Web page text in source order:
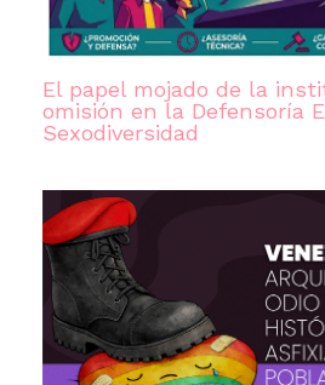
El papel mojado de la
omisión en la Defensoría
Sexodiversidad